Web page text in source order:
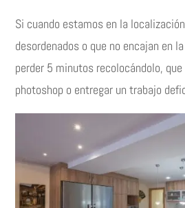
Si cuando estamos en la
desordenados o que no encajan en
perder 5 minutos recolocándolo,
photoshop o entregar un trabajo